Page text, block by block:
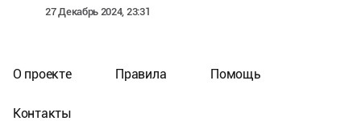
27 Декабрь 2024, 23:31
О проекте Правила Помощь
Контакты